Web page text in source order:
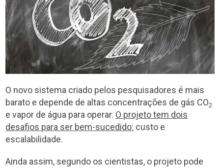
O novo sistema criado pelos pesquisadores é mais
barato e depende de altas concentrações de gás CO2
e vapor de água para operar. O projeto tem dois
desafios para ser bem-sucedido: custo e
escalabilidade.
Ainda assim, segundo os cientistas, o projeto pode